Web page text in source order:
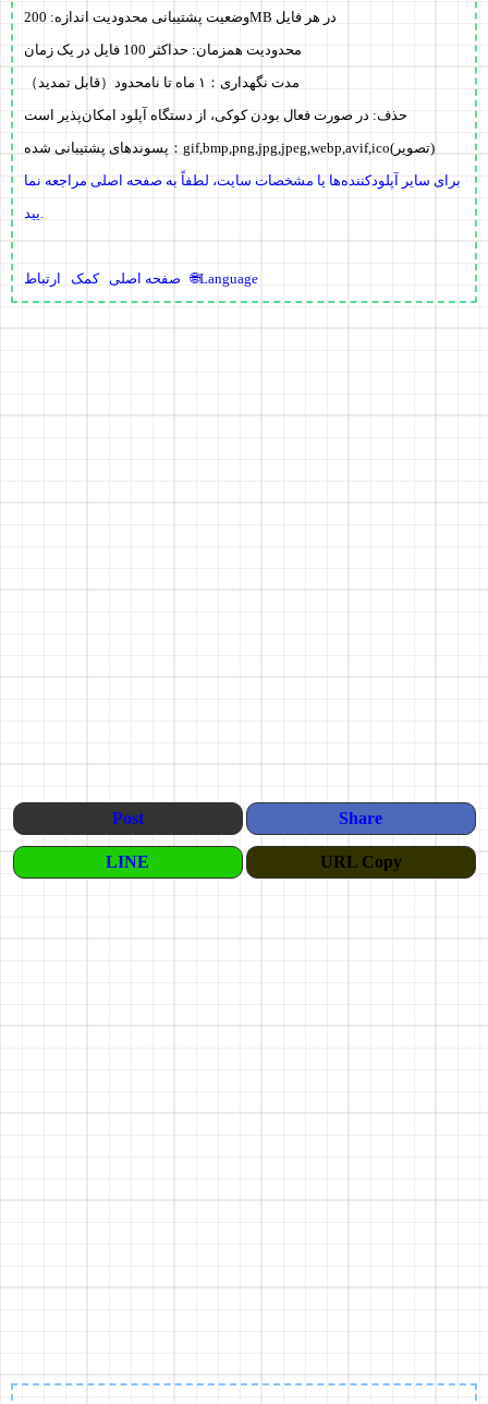
وضعیت پشتیبانی محدودیت اندازه:200MB در هر فایل
محدودیت همزمان: حداکثر 100 فایل در یک زمان
مدت نگهداری： ۱ ماه تا نامحدود
（قابل تمدید）
حذف: در صورت فعال بودن کوکی، از دستگاه آپلود امکان‌پذیر است
پسوندهای پشتیبانی شده： gif,bmp,png,jpg,jpeg,webp,avif,ico
(تصویر)
برای سایر آپلودکننده‌ها یا مشخصات سایت، لطفاً به صفحه اصلی مراجعه نما
یید.
صفحه اصلی کمک ارتباط 🌐Language
Post Share
LINE URL Copy